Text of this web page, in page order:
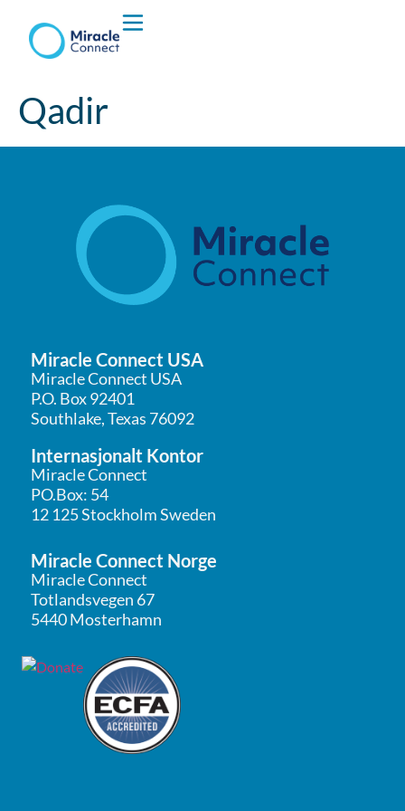
Hva vi Gjør
Qadir
Miracle Connect USA
Miracle Connect USA
P.O. Box 92401
Southlake, Texas 76092
Internasjonalt Kontor
Miracle Connect
PO.Box: 54
12 125 Stockholm Sweden
Miracle Connect Norge
Miracle Connect
Totlandsvegen 67
5440 Mosterhamn